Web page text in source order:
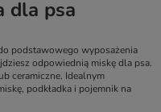
dla psa
podstawowego wyposażenia
odpowiednią miskę dla psa.
ceramiczne. Idealnym
podkładka i pojemnik na